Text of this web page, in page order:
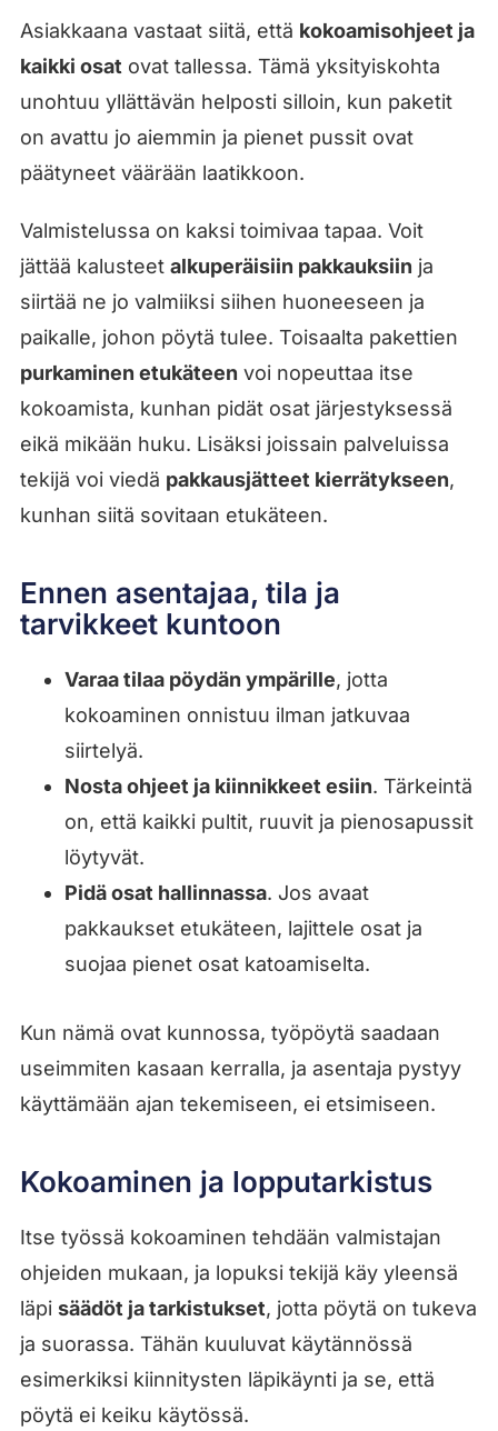
Asiakkaana vastaat siitä, että kokoamisohjeet ja
kaikki osat ovat tallessa. Tämä yksityiskohta
unohtuu yllättävän helposti silloin, kun paketit
on avattu jo aiemmin ja pienet pussit ovat
päätyneet väärään laatikkoon.
Valmistelussa on kaksi toimivaa tapaa. Voit
jättää kalusteet alkuperäisiin pakkauksiin ja
siirtää ne jo valmiiksi siihen huoneeseen ja
paikalle, johon pöytä tulee. Toisaalta pakettien
purkaminen etukäteen voi nopeuttaa itse
kokoamista, kunhan pidät osat järjestyksessä
eikä mikään huku. Lisäksi joissain palveluissa
tekijä voi viedä pakkausjätteet kierrätykseen,
kunhan siitä sovitaan etukäteen.
Ennen asentajaa, tila ja
tarvikkeet kuntoon
Varaa tilaa pöydän ympärille, jotta
kokoaminen onnistuu ilman jatkuvaa
siirtelyä.
Nosta ohjeet ja kiinnikkeet esiin. Tärkeintä
on, että kaikki pultit, ruuvit ja pienosapussit
löytyvät.
Pidä osat hallinnassa. Jos avaat
pakkaukset etukäteen, lajittele osat ja
suojaa pienet osat katoamiselta.
Kun nämä ovat kunnossa, työpöytä saadaan
useimmiten kasaan kerralla, ja asentaja pystyy
käyttämään ajan tekemiseen, ei etsimiseen.
Kokoaminen ja lopputarkistus
Itse työssä kokoaminen tehdään valmistajan
ohjeiden mukaan, ja lopuksi tekijä käy yleensä
läpi säädöt ja tarkistukset, jotta pöytä on tukeva
ja suorassa. Tähän kuuluvat käytännössä
esimerkiksi kiinnitysten läpikäynti ja se, että
pöytä ei keiku käytössä.